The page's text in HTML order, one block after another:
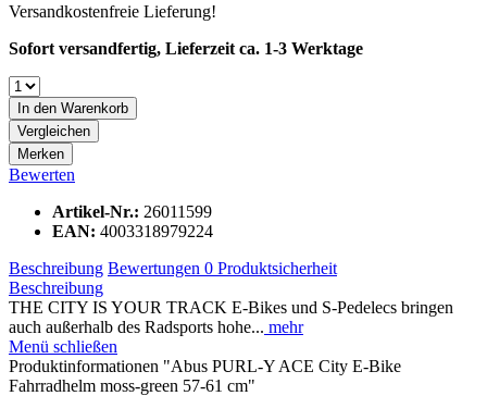
Versandkostenfreie Lieferung!
Sofort versandfertig, Lieferzeit ca. 1-3 Werktage
In den Warenkorb
Vergleichen
Merken
Bewerten
Artikel-Nr.: 26011599
EAN: 4003318979224
Beschreibung Bewertungen 0 Produktsicherheit
Beschreibung
THE CITY IS YOUR TRACK E-Bikes und S-Pedelecs bringen
auch außerhalb des Radsports hohe... mehr
Menü schließen
Produktinformationen "Abus PURL-Y ACE City E-Bike
Fahrradhelm moss-green 57-61 cm"